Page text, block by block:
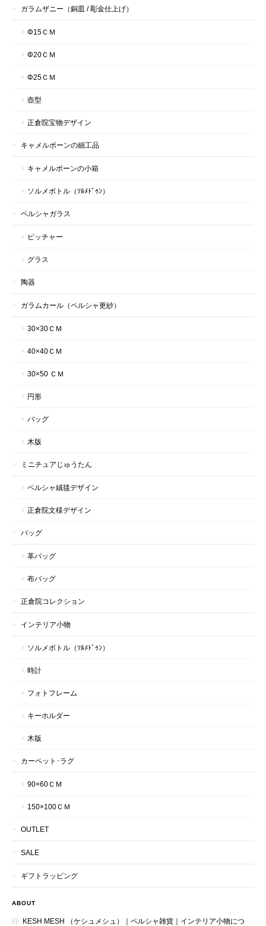
ガラムザニー（銅皿 / 彫金仕上げ）
Φ15ＣＭ
Φ20ＣＭ
Φ25ＣＭ
壺型
正倉院宝物デザイン
キャメルボーンの細工品
キャメルボーンの小箱
ソルメボトル（ｿﾙﾒﾄﾞｩﾝ）
ペルシャガラス
ピッチャー
グラス
陶器
ガラムカール（ペルシャ更紗）
30×30ＣＭ
40×40ＣＭ
30×50 ＣＭ
円形
バッグ
木版
ミニチュアじゅうたん
ペルシャ絨毯デザイン
正倉院文様デザイン
バッグ
革バッグ
布バッグ
正倉院コレクション
インテリア小物
ソルメボトル（ｿﾙﾒﾄﾞｩﾝ）
時計
フォトフレーム
キーホルダー
木版
カーペット･ラグ
90×60ＣＭ
150×100ＣＭ
OUTLET
SALE
ギフトラッピング
ABOUT
KESH MESH （ケシュメシュ）｜ペルシャ雑貨｜インテリア小物につ